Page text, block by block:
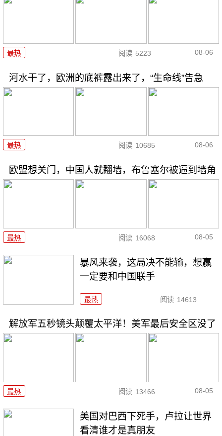
最热 阅读 5223 08-06
河水干了，欧洲的底裤露出来了，“生命线”告急
最热 阅读 10685 08-06
欧盟想关门，中国人就翻墙，布鲁塞尔被逼到墙角
最热 阅读 16068 08-05
暴风来袭，这局决不能输，想赢
一定要和中国联手
最热 阅读 14613
解放军五秒镜头颠覆太平洋！美军最后安全区没了
最热 阅读 13466 08-05
美国对巴西下死手，卢拉让世界
看清谁才是真朋友